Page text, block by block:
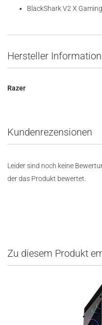
BlackShark V2 X
Hersteller
Razer
Kundenrezensionen
Leider sind noch keine
der das Produkt bewertet.
Zu diesem Produkt